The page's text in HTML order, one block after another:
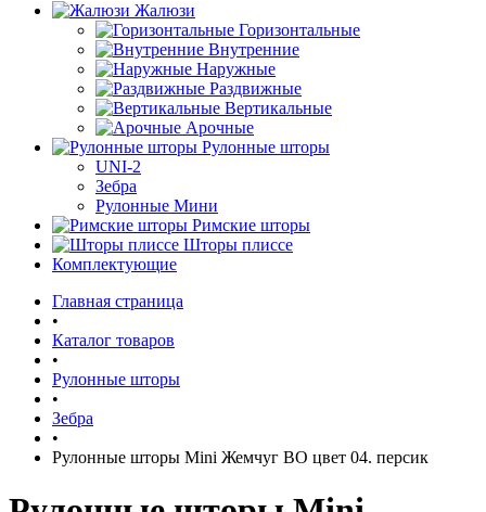
Жалюзи
Горизонтальные
Внутренние
Наружные
Раздвижные
Вертикальные
Арочные
Рулонные шторы
UNI-2
Зебра
Рулонные Мини
Римские шторы
Шторы плиссе
Комплектующие
Главная страница
•
Каталог товаров
•
Рулонные шторы
•
Зебра
•
Рулонные шторы Mini Жемчуг ВО цвет 04. персик